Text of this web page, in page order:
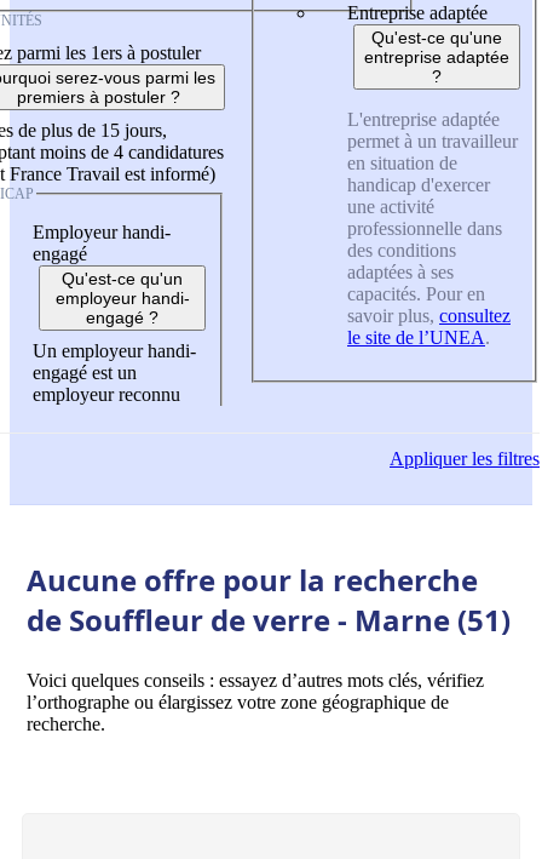
parmi les 1ers à postuler
serez-vous parmi les
premiers à postuler ?
de plus de 15 jours,
moins de 4 candidatures
France Travail est informé)
Employeur handi-
engagé
Qu'est-ce qu'un
employeur handi-
engagé ?
Un employeur handi-
engagé est un
employeur reconnu
Entreprise adaptée
Qu'est-ce qu'une
entreprise adaptée
?
L'entreprise adaptée
permet à un travailleur
en situation de
handicap d'exercer
une activité
professionnelle dans
des conditions
adaptées à ses
capacités. Pour en
savoir plus, consultez
le site de l’UNEA.
Appliquerles filtres
Aucune offre pour la recherche
de Souffleur de verre - Marne (51)
Voici quelques conseils : essayez d’autres mots clés, vérifiez
l’orthographe ou élargissez votre zone géographique de
recherche.